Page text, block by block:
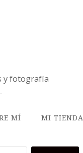
y fotografía
MÍ MI TIENDA